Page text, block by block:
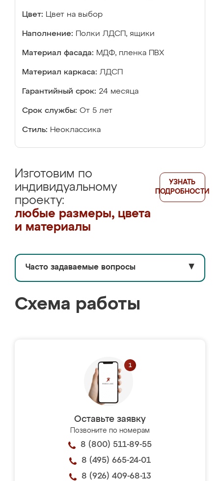
Цвет: Цвет на выбор
Наполнение: Полки ЛДСП, ящики
Материал фасада: МДФ, пленка ПВХ
Материал каркаса: ЛДСП
Гарантийный срок: 24 месяца
Срок службы: От 5 лет
Стиль: Неоклассика
Изготовим по
индивидуальному
проекту:
любые размеры, цвета
и материалы
УЗНАТЬ
ПОДРОБНОСТИ
Часто задаваемые вопросы ▼
Схема работы
Оставьте заявку
Позвоните по номерам
8 (800) 511-89-55
8 (495) 665-24-01
8 (926) 409-68-13